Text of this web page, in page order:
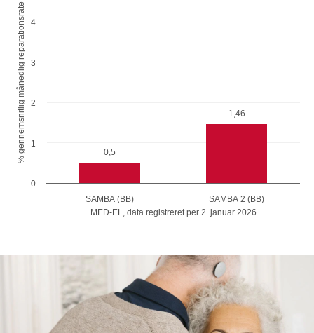
The chart has 1 Y axis displaying undefined. Data ranges
MED-EL, data registreret per 2. januar 2026
% gennemsnitlig månedlig reparationsrate 0,5
1,46
SAMBA (BB) SAMBA 2 (BB)
0
1
2
3
4